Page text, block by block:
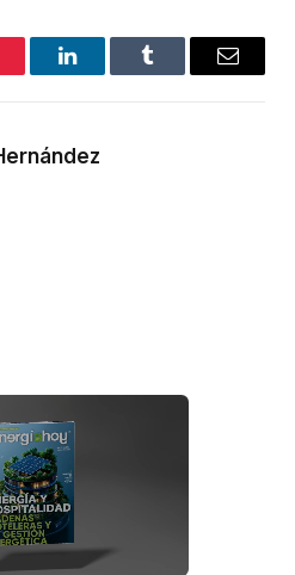
LinkedInTumblr Email